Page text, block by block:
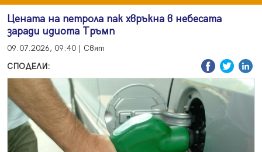
Цената на петрола пак хвръкна в небесата
заради идиота Тръмп
09.07.2026, 09:40 | Свят
СПОДЕЛИ: